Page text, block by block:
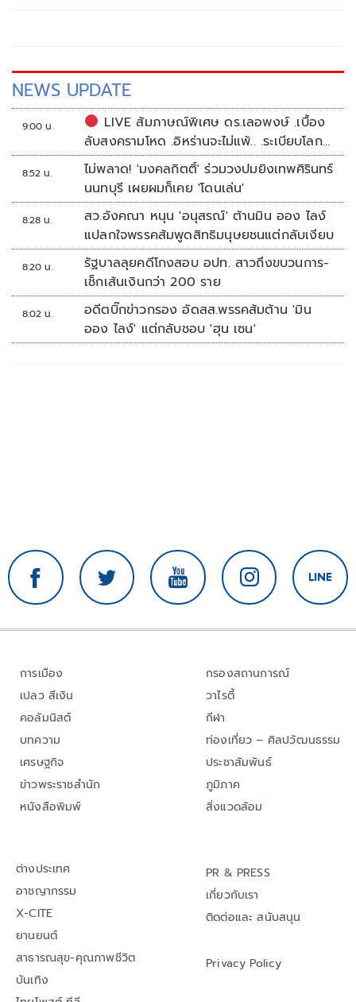
NEWS UPDATE
9:00 น.
LIVE สัมภาษณ์พิเศษ ดร.เลอพงษ์ .เบื้อง
ลับสงครามโหด .อิหร่านจะไม่แพ้.. .ระเบียบโลก
ใหม่ในตะวันออกกลาง…. | อิสรภาพแห่งความ
คิด กับ..สำราญ รอดเพชร
8:52 น.
ไม่พลาด! 'มงคลกิตติ์' ร่วมวงปมยิงเทพศิรินทร์
นนทบุรี เผยผมก็เคย 'โดนเล่น'
8:28 น.
สว.อังคณา หนุน 'อนุสรณ์' ต้านมิน ออง ไลง์
แปลกใจพรรคส้มพูดสิทธิมนุษยชนแต่กลับเงียบ
8:20 น.
รัฐบาลลุยคดีโกงสอบ อปท. สาวถึงขบวนการ-
เช็กเส้นเงินกว่า 200 ราย
8:02 น.
อดีตบิ๊กข่าวกรอง อัดสส.พรรคส้มต้าน 'มิน
ออง ไลง์' แต่กลับชอบ 'ฮุน เซน'
การเมือง
เปลว สีเงิน
คอลัมนิสต์
บทความ
เศรษฐกิจ
ข่าวพระราชสำนัก
หนังสือพิมพ์
กรองสถานการณ์
วาไรตี้
กีฬา
ท่องเที่ยว – ศิลปวัฒนธรรม
ประชาสัมพันธ์
ภูมิภาค
สิ่งแวดล้อม
ต่างประเทศ
อาชญากรรม
X-CITE
ยานยนต์
สาธารณสุข-คุณภาพชีวิต
บันเทิง
PR & PRESS
เกี่ยวกับเรา
ติดต่อและ สนับสนุน
Privacy Policy